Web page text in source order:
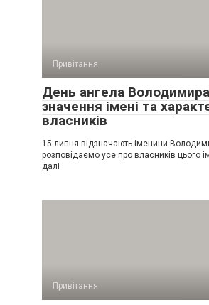
Привітання
День ангела
значення імені та
власників
15 липня відзначають іменини
розповідаємо усе про власників цього
далі
Привітання